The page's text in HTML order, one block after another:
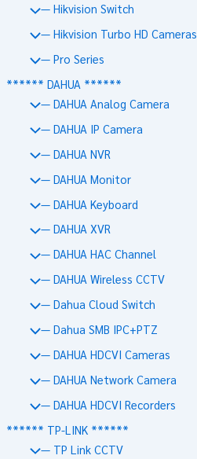
— Hikvision Switch
— Hikvision Turbo HD Cameras
— Pro Series
****** DAHUA ******
— DAHUA Analog Camera
— DAHUA IP Camera
— DAHUA NVR
— DAHUA Monitor
— DAHUA Keyboard
— DAHUA XVR
— DAHUA HAC Channel
— DAHUA Wireless CCTV
— Dahua Cloud Switch
— Dahua SMB IPC+PTZ
— DAHUA HDCVI Cameras
— DAHUA Network Camera
— DAHUA HDCVI Recorders
****** TP-LINK ******
— TP Link CCTV